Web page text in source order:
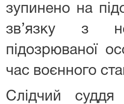
зупинено на
зв’язку з
підозрюваної
час воєнного
Слідчий